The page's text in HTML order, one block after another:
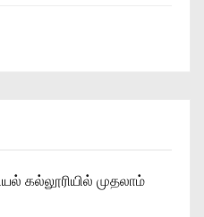
கல்லூரியில் முதலாம்